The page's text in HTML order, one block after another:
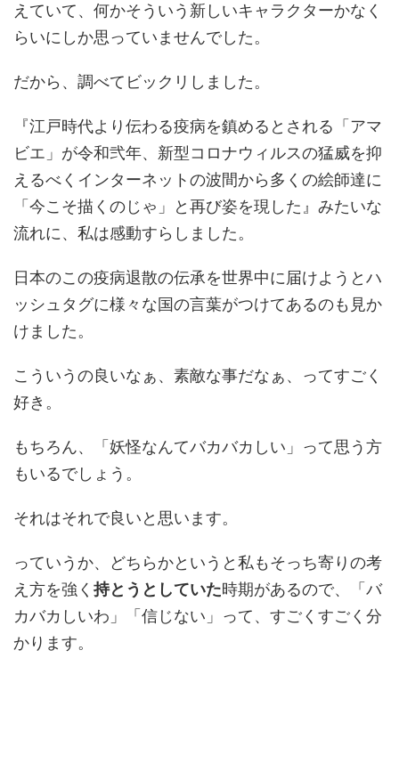
えていて、何かそういう新しいキャラクターかなく
らいにしか思っていませんでした。
だから、調べてビックリしました。
『江戸時代より伝わる疫病を鎮めるとされる「アマ
ビエ」が令和弐年、新型コロナウィルスの猛威を抑
えるべくインターネットの波間から多くの絵師達に
「今こそ描くのじゃ」と再び姿を現した』みたいな
流れに、私は感動すらしました。
日本のこの疫病退散の伝承を世界中に届けようとハ
ッシュタグに様々な国の言葉がつけてあるのも見か
けました。
こういうの良いなぁ、素敵な事だなぁ、ってすごく
好き。
もちろん、「妖怪なんてバカバカしい」って思う方
もいるでしょう。
それはそれで良いと思います。
っていうか、どちらかというと私もそっち寄りの考
え方を強く 持とうとしていた時期があるので、「バ
カバカしいわ」「信じない」って、すごくすごく分
かります。